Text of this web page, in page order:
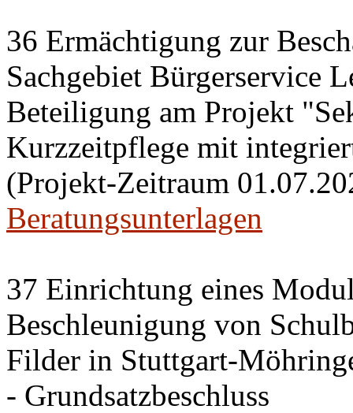
36 Ermächtigung zur
Sachgebiet Bürgerservice
Beteiligung am Projekt
Kurzzeitpflege mit
(Projekt-Zeitraum
Beratungsunterlagen
37 Einrichtung eines
Beschleunigung von
Filder in Stuttgart-
- Grundsatzbeschluss